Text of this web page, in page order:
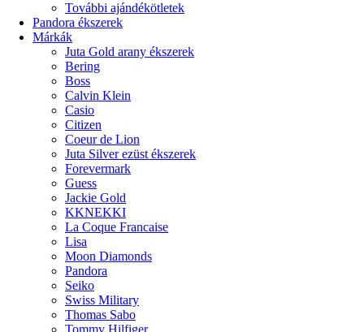
További ajándékötletek
Pandora ékszerek
Márkák
Juta Gold arany ékszerek
Bering
Boss
Calvin Klein
Casio
Citizen
Coeur de Lion
Juta Silver ezüst ékszerek
Forevermark
Guess
Jackie Gold
KKNEKKI
La Coque Francaise
Lisa
Moon Diamonds
Pandora
Seiko
Swiss Military
Thomas Sabo
Tommy Hilfiger